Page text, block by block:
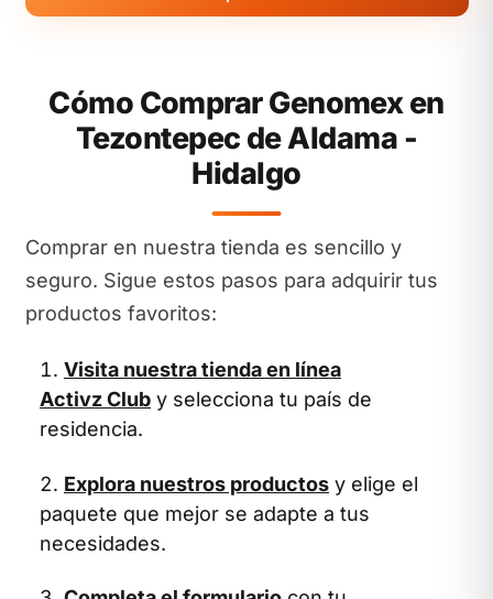
Cómo Comprar Genomex en
Tezontepec de Aldama -
Hidalgo
Comprar en nuestra tienda es sencillo y
seguro. Sigue estos pasos para adquirir tus
productos favoritos:
Visita nuestra tienda en línea
Activz Club y selecciona tu país de
residencia.
Explora nuestros productos y elige el
paquete que mejor se adapte a tus
necesidades.